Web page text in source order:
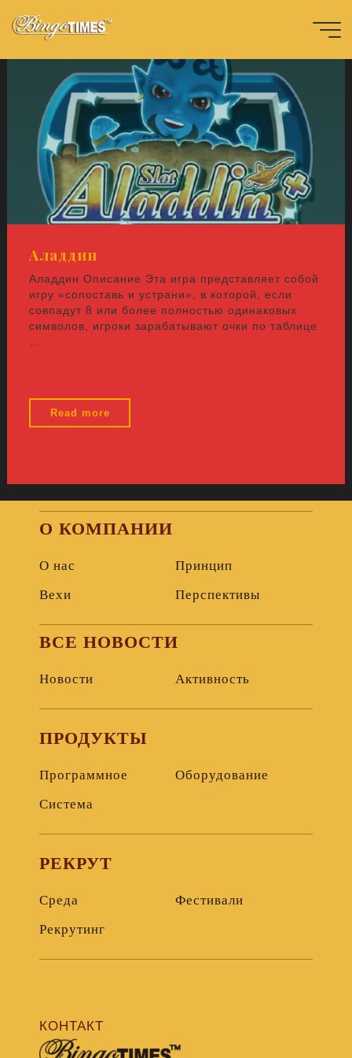
содержимому
Bingotimes
天下數位科
技股份有限
公司
神燈願望r
ru
Аладдин
Аладдин Описание Эта игра представляет собой
игру «сопоставь и устрани», в которой, если
совпадут 8 или более полностью одинаковых
символов, игроки зарабатывают очки по таблице
…
Read more
О КОМПАНИИ
О нас
Принцип
Вехи
Перспективы
ВСЕ НОВОСТИ
Новости Активность
ПРОДУКТЫ
Программное
Оборудование
Система
РЕКРУТ
Среда
Фестивали
Рекрутинг
КОНТАКТ